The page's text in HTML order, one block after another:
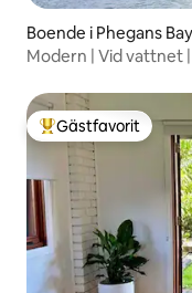
Boende i Phegans Bay
Modern | Vid vattnet
Populär gästfavorit
Gästfavorit